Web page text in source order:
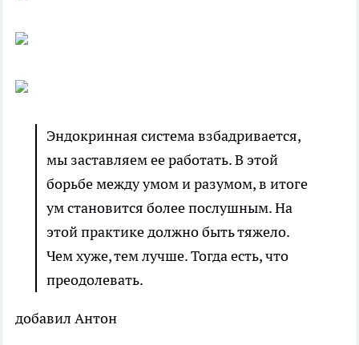
Эндокринная система взбадривается,
мы заставляем ее работать. В этой
борьбе между умом и разумом, в итоге
ум становится более послушным. На
этой практике должно быть тяжело.
Чем хуже, тем лучше. Тогда есть, что
преодолевать.
добавил Антон